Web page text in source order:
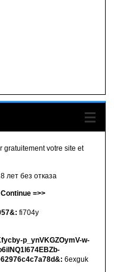
gratuitement votre site et
лет без отказа
=>>
fi704y
p_ynVKGZOymV-w-
6exguk